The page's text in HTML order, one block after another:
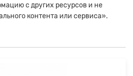
с других ресурсов и не
контента или сервиса».